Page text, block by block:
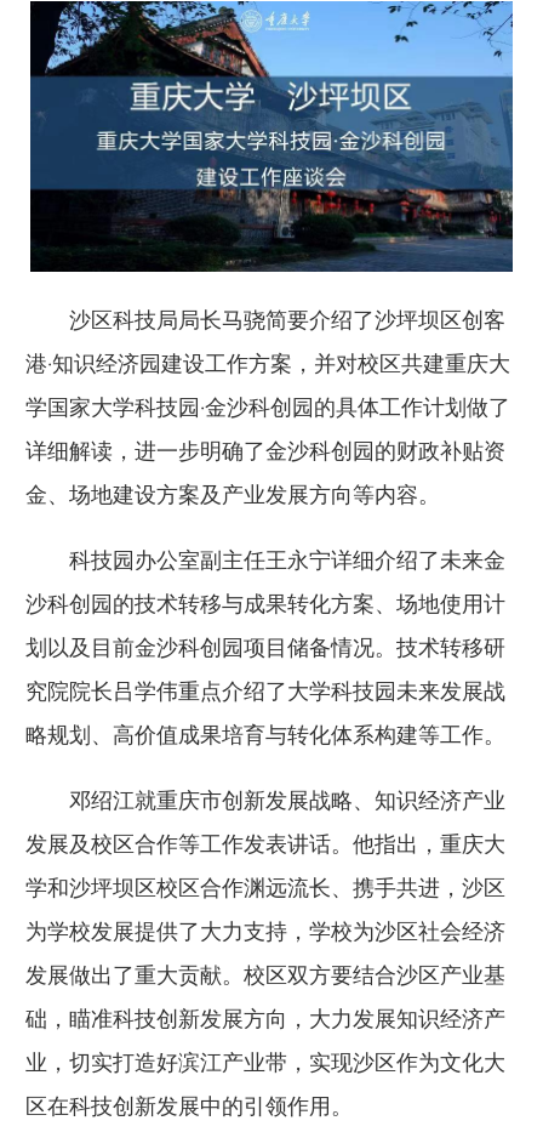
沙区科技局局长马骁简要介绍了沙坪坝区创客
港·知识经济园建设工作方案，并对校区共建重庆大
学国家大学科技园·金沙科创园的具体工作计划做了
详细解读，进一步明确了金沙科创园的财政补贴资
金、场地建设方案及产业发展方向等内容。
科技园办公室副主任王永宁详细介绍了未来金
沙科创园的技术转移与成果转化方案、场地使用计
划以及目前金沙科创园项目储备情况。技术转移研
究院院长吕学伟重点介绍了大学科技园未来发展战
略规划、高价值成果培育与转化体系构建等工作。
邓绍江就重庆市创新发展战略、知识经济产业
发展及校区合作等工作发表讲话。他指出，重庆大
学和沙坪坝区校区合作渊远流长、携手共进，沙区
为学校发展提供了大力支持，学校为沙区社会经济
发展做出了重大贡献。校区双方要结合沙区产业基
础，瞄准科技创新发展方向，大力发展知识经济产
业，切实打造好滨江产业带，实现沙区作为文化大
区在科技创新发展中的引领作用。